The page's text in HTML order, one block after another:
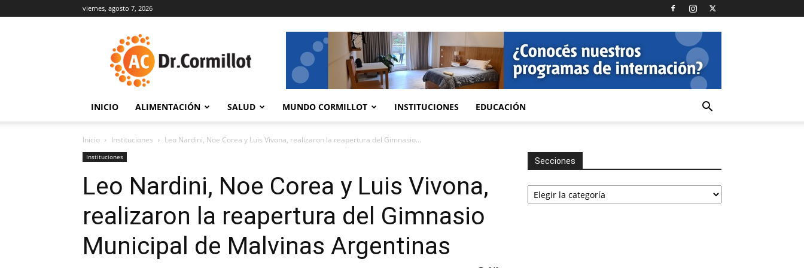
viernes, agosto 7, 2026
INICIO ALIMENTACIÓN SALUD MUNDO CORMILLOT INSTITUCIONES EDUCACIÓN
Inicio Instituciones Leo Nardini, Noe Corea y Luis Vivona, realizaron la reapertura del Gimnasio...
Instituciones
Leo Nardini, Noe Corea y Luis Vivona,
realizaron la reapertura del Gimnasio
Municipal de Malvinas Argentinas
Secciones
Secciones